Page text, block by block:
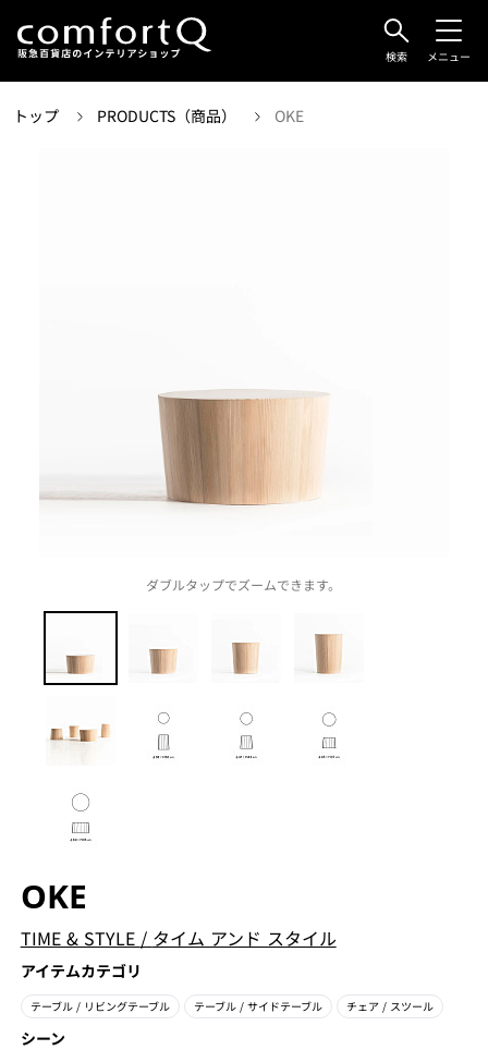
検索 メニュー
トップ PRODUCTS（商品） OKE
ダブルタップでズームできます。
OKE
TIME & STYLE / タイム アンド スタイル
アイテムカテゴリ
テーブル / リビングテーブル テーブル / サイドテーブル チェア / スツール
シーン